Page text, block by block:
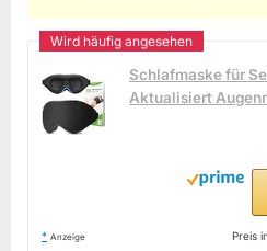
Schlafmaske für
Aktualisiert
* Anzeige Preis